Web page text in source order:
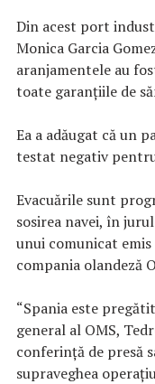
Din acest port
Monica Garcia
aranjamentele au
toate garanţiile de
Ea a adăugat că un
testat negativ
Evacuările sunt
sosirea navei, în
unui comunicat
compania olandeză
“Spania este
general al OMS,
conferinţă de presă
supraveghea